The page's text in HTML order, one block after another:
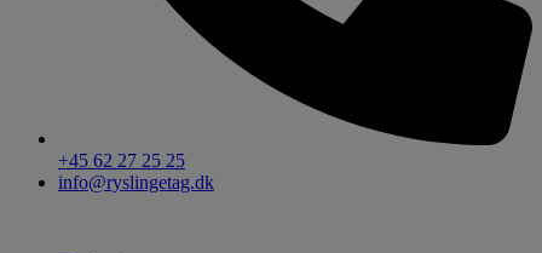
+45 62 27 25 25
info@ryslingetag.dk